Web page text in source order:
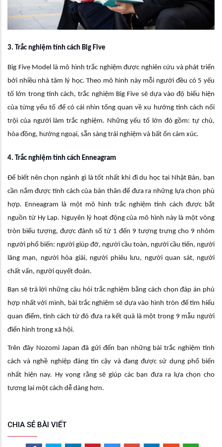
3. Trắc nghiệm tính cách Big Five
Big Five Model là mô hình trắc nghiệm được nghiên cứu và phát triển
bởi nhiều nhà tâm lý học. Theo mô hình này mỗi người đều có 5 yếu
tố lớn trong tính cách, trắc nghiệm Big Five sẽ dựa vào độ biểu hiện
của từng yếu tố để có cái nhìn tổng quan về xu hướng tính cách nổi
trội của người làm trắc nghiệm. Những yếu tố lớn đó gồm: tự chủ,
hòa đồng, hướng ngoại, sẵn sàng trải nghiệm và bất ổn cảm xúc.
4. Trắc nghiệm tính cách Enneagram
Để biết nên chọn ngành gì là tốt nhất khi đi du học tại Nhật Bản, bạn
cần nắm được tính cách của bản thân để đưa ra những lựa chọn phù
hợp. Enneagram là một mô hình trắc nghiệm tính cách được bắt
nguồn từ Hy Lạp. Nguyên lý hoạt động của mô hình này là một vòng
tròn biểu tượng, được đánh số từ 1 đến 9 tượng trưng cho 9 nhóm
người phổ biến: người giúp đỡ, người cầu toàn, người cầu tiến, người
lãng mạn, người hòa giải, người phiêu lưu, người quan sát, người
chất vấn, người quyết đoán.
Bạn sẽ trả lời những câu hỏi trắc nghiệm bằng cách chọn đáp án phù
hợp nhất với mình, bài trắc nghiệm sẽ dựa vào hình tròn để tìm hiểu
quan điểm, tính cách từ đó đưa ra kết quả là một trong 9 mẫu người
điển hình trong xã hội.
Trên đây Nozomi Japan đã gửi đến bạn những bài trắc nghiệm tính
cách và nghề nghiệp đáng tin cậy và đang được sử dụng phổ biến
nhất hiện nay. Hy vọng rằng sẽ giúp các bạn đưa ra lựa chọn cho
tương lai một cách dễ dàng hơn.
CHIA SẺ BÀI VIẾT